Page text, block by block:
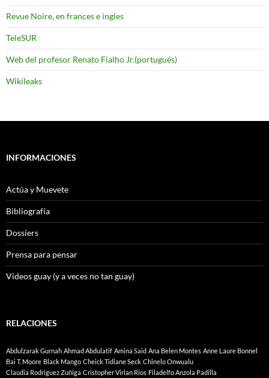
Revue Noire, en frances e ingles
TeleSUR
Web del profesor Renato Fialho Jr.(portugués)
Wikileaks
INFORMACIONES
Actúa y Muevete
Bibliografía
Dossiers
Prensa para pensar
Videos guay (y a veces no tan guay)
RELACIONES
Abdulzarak Gurnah Ahmad Abdulatif Amina Said Ana Belen Montes Anne Laure Bonnel
Bai T. Moore Black Mango Cheick Tidiane Seck Chinelo Onwualu
Claudia Rodriguez Zuñiga Cristopher Virlan Rios Filadelfo Anzola Padilla